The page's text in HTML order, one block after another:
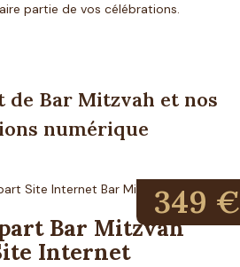
partie de vos célébrations.
de Bar Mitzvah et nos
numérique
349 €
Bar Mitzvah
Internet